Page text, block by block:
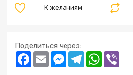
К желаниям
Поделиться через:
Facebook
Email Messenger
TelegramWhatsApp